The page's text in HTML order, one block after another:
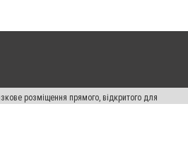
розміщення прямого, відкритого для